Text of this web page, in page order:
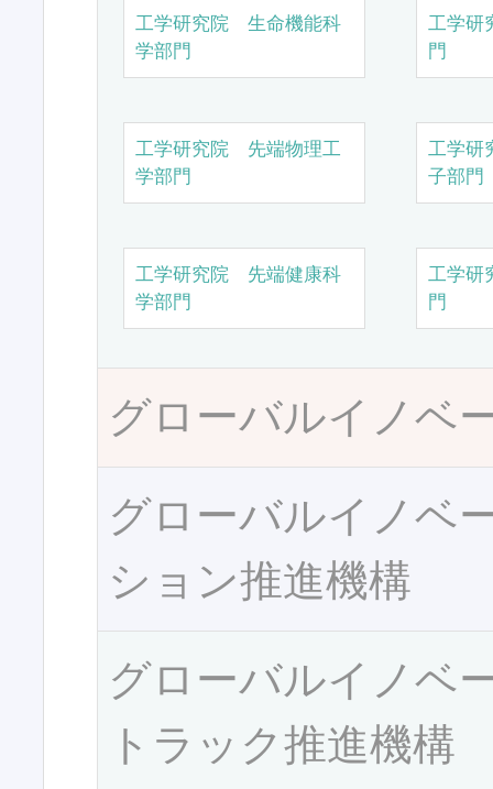
工学研究院 生命機能科
学部門
工学研
門
工学研究院 先端物理工
学部門
工学研
子部門
工学研究院 先端健康科
学部門
工学研
門
グローバルイノベ
グローバルイノベ
ション推進機構
グローバルイノベ
トラック推進機構